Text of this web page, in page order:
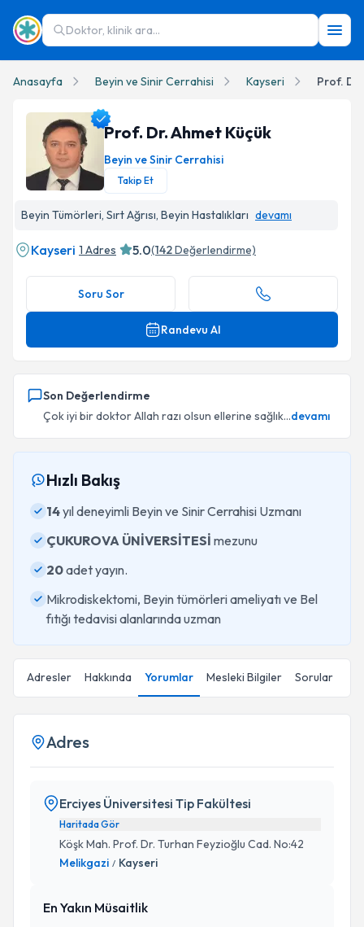
Doktor, klinik ara...
Anasayfa Beyin ve Sinir Cerrahisi Kayseri Prof. Dr.
Prof. Dr. Ahmet Küçük
Beyin ve Sinir Cerrahisi
Takip Et
Beyin Tümörleri, Sırt Ağrısı, Beyin Hastalıkları devamı
Kayseri 1 Adres 5.0(142Değerlendirme)
Soru Sor
Randevu Al
Son Değerlendirme
Çok iyi bir doktor Allah razı olsun ellerine sağlık...devamı
Hızlı Bakış
14yıl deneyimli Beyin ve Sinir Cerrahisi Uzmanı
ÇUKUROVA ÜNİVERSİTESİ mezunu
20adet yayın.
Mikrodiskektomi, Beyin tümörleri ameliyatı ve Bel
fıtığı tedavisi alanlarında uzman
Adresler Hakkında Yorumlar Mesleki Bilgiler Sorular
Adres
Erciyes Üniversitesi Tip Fakültesi
Haritada Gör
Köşk Mah. Prof. Dr. Turhan Feyzioğlu Cad. No:42
Melikgazi / Kayseri
En Yakın Müsaitlik